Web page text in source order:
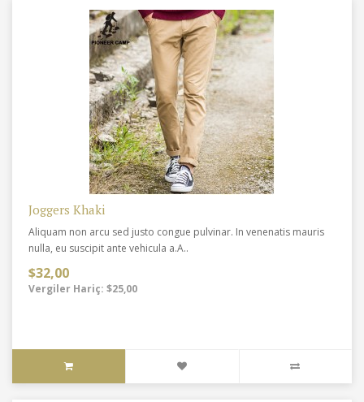
Joggers Khaki
Aliquam non arcu sed justo congue pulvinar. In venenatis mauris
nulla, eu suscipit ante vehicula a.A..
$32,00
Vergiler Hariç: $25,00